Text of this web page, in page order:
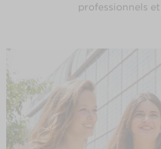
professionnels